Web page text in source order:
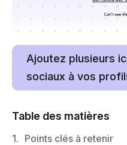
Ajoutez plusieurs
sociaux à vos
Table des matières
1. Points clés à retenir